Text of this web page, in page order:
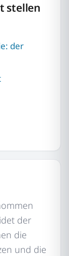
stellen
der
der
die
und die